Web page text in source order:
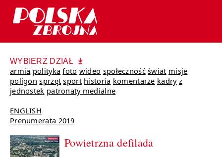
WYBIERZ DZIAŁ
armia polityka foto wideo społeczność świat misje
poligon sprzęt sport historia komentarze kadry z
jednostek patronaty medialne
ENGLISH
Prenumerata 2019
Powietrzna defilada